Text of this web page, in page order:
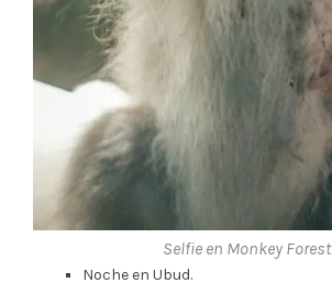
Selfie en Monkey Forest
Noche en Ubud.